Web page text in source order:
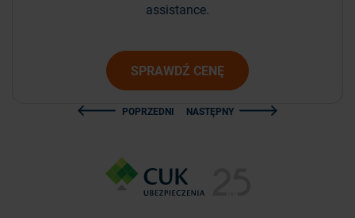
assistance.
SPRAWDŹ CENĘ
POPRZEDNI NASTĘPNY